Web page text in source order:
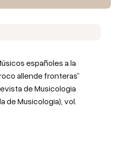
españoles a la
allende fronteras”
de Musicologia
de Musicologia), vol.